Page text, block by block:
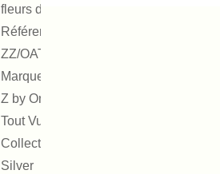
fleurs datura.
Référence :
ZZ/OATV022
Marque : EHz-
Z by On Aura
Tout Vu
Collection :
Silver